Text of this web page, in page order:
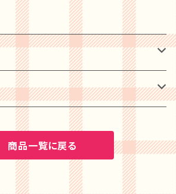
商品一覧に戻る